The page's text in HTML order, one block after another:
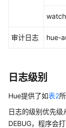
HetuEngine
使
Hive
审计日志 hue-
日志级别
Hue提供了如表2
日志的级别优先级
DEBUG，程序会